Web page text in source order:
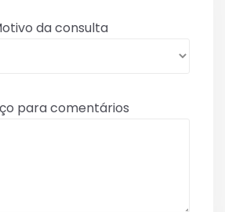
da consulta
para comentários